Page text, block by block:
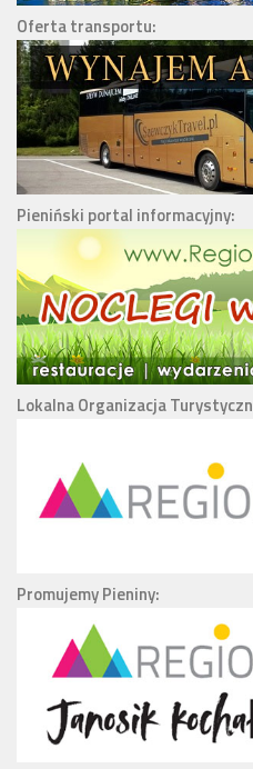
Oferta transportu:
Pieniński portal informacyjny:
Lokalna Organizacja
Promujemy Pieniny: